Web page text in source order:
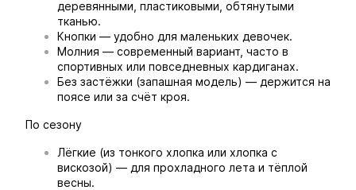
деревянными, пластиковыми, обтянутыми
тканью.
Кнопки — удобно для маленьких девочек.
Молния — современный вариант, часто в
спортивных или повседневных кардиганах.
Без застёжки (запашная модель) — держится на
поясе или за счёт кроя.
По сезону
Лёгкие (из тонкого хлопка или хлопка с
вискозой) — для прохладного лета и тёплой
весны.